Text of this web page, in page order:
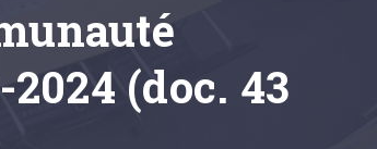
(doc. 43